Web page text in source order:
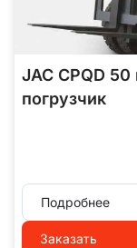
JAC CPQD
погрузчик
Подробнее
Заказать